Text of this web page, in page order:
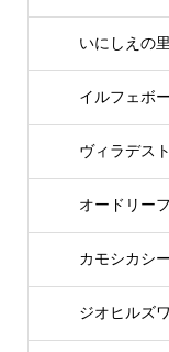
いにしえの
イルフェボー
ヴィラデス
オードリー
カモシカシ
ジオヒルズ